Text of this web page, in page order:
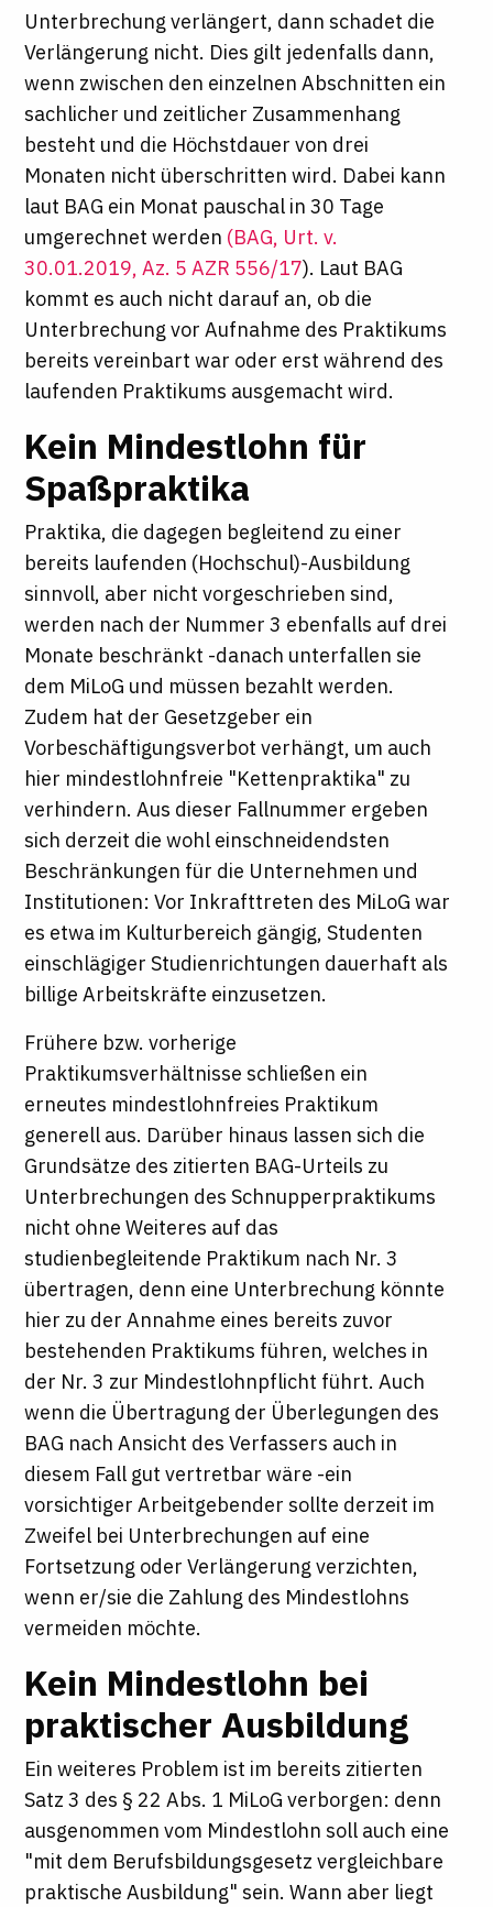
Unterbrechung verlängert, dann schadet die
Verlängerung nicht. Dies gilt jedenfalls dann,
wenn zwischen den einzelnen Abschnitten ein
sachlicher und zeitlicher Zusammenhang
besteht und die Höchstdauer von drei
Monaten nicht überschritten wird. Dabei kann
laut BAG ein Monat pauschal in 30 Tage
umgerechnet werden (BAG, Urt. v.
30.01.2019, Az. 5 AZR 556/17). Laut BAG
kommt es auch nicht darauf an, ob die
Unterbrechung vor Aufnahme des Praktikums
bereits vereinbart war oder erst während des
laufenden Praktikums ausgemacht wird.
Kein Mindestlohn für
Spaßpraktika
Praktika, die dagegen begleitend zu einer
bereits laufenden (Hochschul)-Ausbildung
sinnvoll, aber nicht vorgeschrieben sind,
werden nach der Nummer 3 ebenfalls auf drei
Monate beschränkt -danach unterfallen sie
dem MiLoG und müssen bezahlt werden.
Zudem hat der Gesetzgeber ein
Vorbeschäftigungsverbot verhängt, um auch
hier mindestlohnfreie "Kettenpraktika" zu
verhindern. Aus dieser Fallnummer ergeben
sich derzeit die wohl einschneidendsten
Beschränkungen für die Unternehmen und
Institutionen: Vor Inkrafttreten des MiLoG war
es etwa im Kulturbereich gängig, Studenten
einschlägiger Studienrichtungen dauerhaft als
billige Arbeitskräfte einzusetzen.
Frühere bzw. vorherige
Praktikumsverhältnisse schließen ein
erneutes mindestlohnfreies Praktikum
generell aus. Darüber hinaus lassen sich die
Grundsätze des zitierten BAG-Urteils zu
Unterbrechungen des Schnupperpraktikums
nicht ohne Weiteres auf das
studienbegleitende Praktikum nach Nr. 3
übertragen, denn eine Unterbrechung könnte
hier zu der Annahme eines bereits zuvor
bestehenden Praktikums führen, welches in
der Nr. 3 zur Mindestlohnpflicht führt. Auch
wenn die Übertragung der Überlegungen des
BAG nach Ansicht des Verfassers auch in
diesem Fall gut vertretbar wäre -ein
vorsichtiger Arbeitgebender sollte derzeit im
Zweifel bei Unterbrechungen auf eine
Fortsetzung oder Verlängerung verzichten,
wenn er/sie die Zahlung des Mindestlohns
vermeiden möchte.
Kein Mindestlohn bei
praktischer Ausbildung
Ein weiteres Problem ist im bereits zitierten
Satz 3 des § 22 Abs. 1 MiLoG verborgen: denn
ausgenommen vom Mindestlohn soll auch eine
"mit dem Berufsbildungsgesetz vergleichbare
praktische Ausbildung" sein. Wann aber liegt